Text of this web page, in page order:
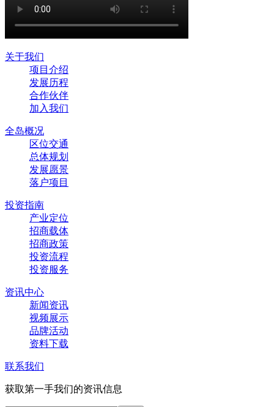
关于我们
项目介绍
发展历程
合作伙伴
加入我们
全岛概况
区位交通
总体规划
发展愿景
落户项目
投资指南
产业定位
招商载体
招商政策
投资流程
投资服务
资讯中心
新闻资讯
视频展示
品牌活动
资料下载
联系我们
获取第一手我们的资讯信息